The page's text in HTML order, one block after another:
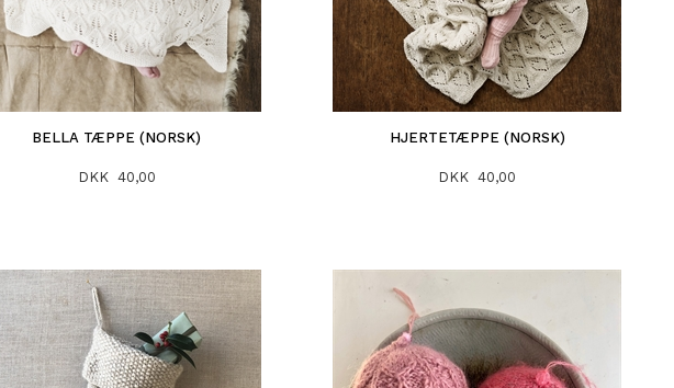
BELLA TÆPPE (NORSK)
DKK 40,00
HJERTETÆPPE (NORSK)
DKK 40,00